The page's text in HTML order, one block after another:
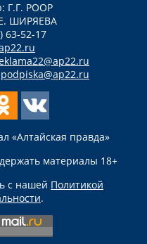
Г.Г. РООР
ШИРЯЕВА
63-52-17
podpiska@ap22.ru
«Алтайская правда»
материалы 18+
с нашей Политикой
.